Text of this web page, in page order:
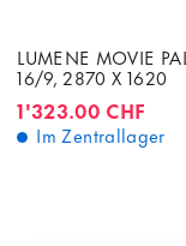
LUMENE MOVIE
16/9, 2870 X 1620
1'323.00 CHF
Im Zentrallager